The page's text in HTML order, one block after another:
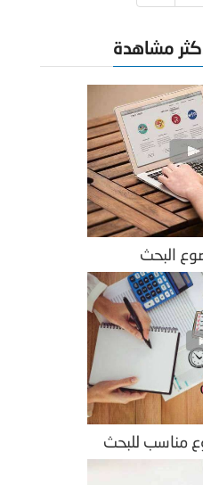
مشاهدة
البحث
مناسب للبحث